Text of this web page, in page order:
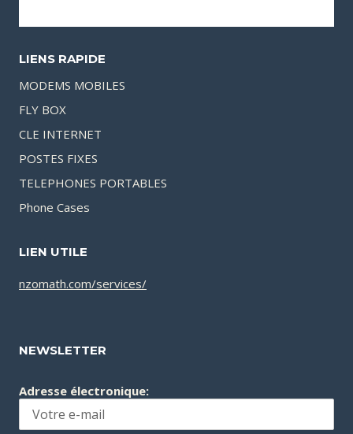
LIENS RAPIDE
MODEMS MOBILES
FLY BOX
CLE INTERNET
POSTES FIXES
TELEPHONES PORTABLES
Phone Cases
LIEN UTILE
nzomath.com/services/
NEWSLETTER
Adresse électronique: